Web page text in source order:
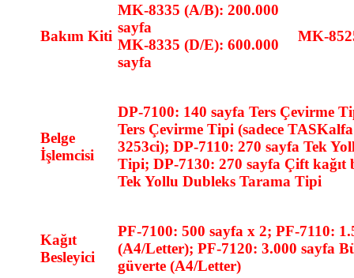
Bakım Kiti
MK-8335 (A/B): 200.000
sayfa
MK-8335 (D/E): 600.000
sayfa
MK-
Belge
İşlemcisi
DP-7100: 140 sayfa Ters Çevirme
Ters Çevirme Tipi (sadece
3253ci); DP-7110: 270 sayfa Tek
Tipi; DP-7130: 270 sayfa Çift kağıt
Tek Yollu Dubleks Tarama Tipi
Kağıt
Besleyici
PF-7100: 500 sayfa x 2; PF-7110:
(A4/Letter); PF-7120: 3.000 sayfa
güverte (A4/Letter)